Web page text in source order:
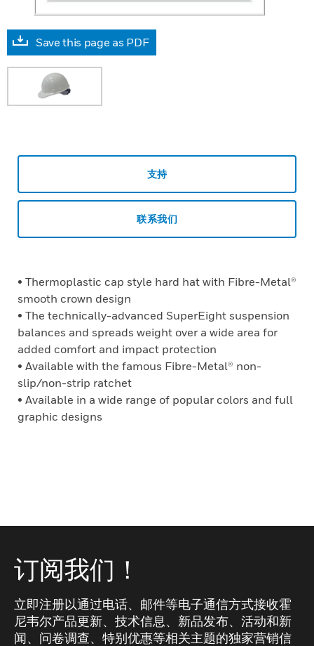
Save this page as PDF
支持
联系我们
• Thermoplastic cap style hard hat with Fibre-Metal®
smooth crown design
• The technically-advanced SuperEight suspension
balances and spreads weight over a wide area for
added comfort and impact protection
• Available with the famous Fibre-Metal® non-
slip/non-strip ratchet
• Available in a wide range of popular colors and full
graphic designs
订阅我们！
立即注册以通过电话、邮件等电子通信方式接收霍
尼韦尔产品更新、技术信息、新品发布、活动和新
闻、问卷调查、特别优惠等相关主题的独家营销信